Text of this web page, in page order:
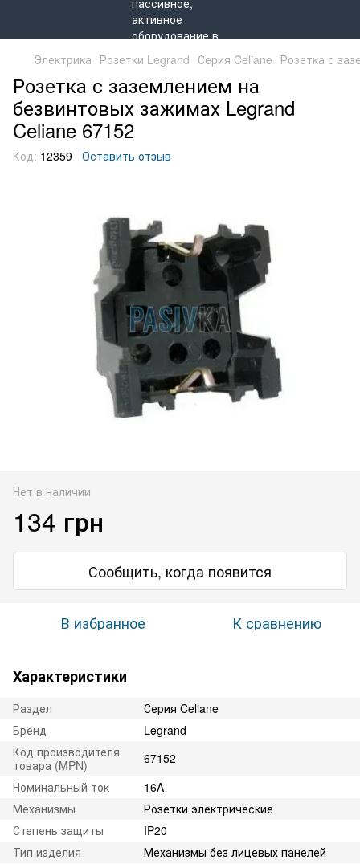
Электрика Розетки Legrand Серия Celiane Розетка с
Розетка с заземлением на
безвинтовых зажимах Legrand
Celiane 67152
Код: 12359 Оставить отзыв
Нет в наличии
134 грн
Сообщить, когда появится
В избранное К сравнению
Характеристики
Раздел
Серия Celiane
Бренд
Legrand
Код производителя
товара (MPN)
67152
Номинальный ток
16A
Механизмы
Розетки электрические
Степень защиты
IP20
Тип изделия
Механизмы без лицевых панелей